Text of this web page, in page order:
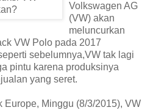
Volkswagen AG
(VW) akan
meluncurkan
VW Polo pada 2017
sebelumnya,VW tak lagi
pintu karena produksinya
yang seret.
Europe, Minggu (8/3/2015), VW